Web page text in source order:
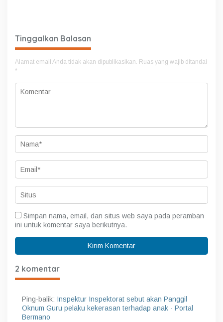
Tinggalkan Balasan
Alamat email Anda tidak akan dipublikasikan. Ruas yang wajib ditandai
*
Simpan nama, email, dan situs web saya pada peramban
ini untuk komentar saya berikutnya.
2 komentar
Ping-balik: Inspektur Inspektorat sebut akan Panggil
Oknum Guru pelaku kekerasan terhadap anak - Portal
Bermano